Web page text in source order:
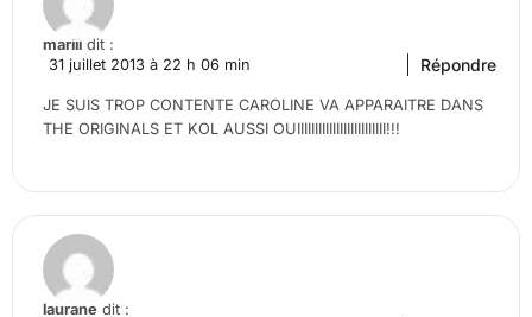
mariii dit :
31 juillet 2013 à 22 h 06 min
JE SUIS TROP CONTENTE CAROLINE VA APPARAITRE DANS
THE ORIGINALS ET KOL AUSSI OUIIIIIIIIIIIIIIIIIIIIIIIII!!!
Répondre
laurane dit :